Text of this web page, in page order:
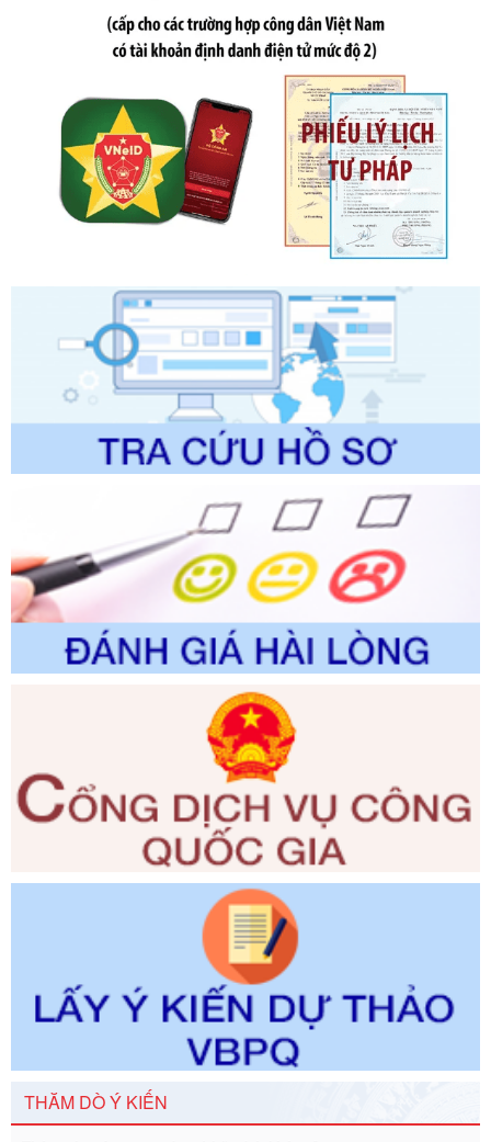
Số kí hiệu:2303/QĐ-UBND
Tên: Quyết định công bố Danh mục thủ tục hành chính mới
ban hành, được sửa đổi, bổ sung, bị bãi bỏ và phê duyệt
Quy trình nội bộ, quy trình điện tử giải quyết thủ tục hành
chính trong một số lĩnh vực thuộc phạm vi chức năng quản
lý của Sở Văn hóa, Thể tha
Ngày ban hành: 01/06/2026
Số kí hiệu:2304/QĐ-UBND
Tên: Quyết định công bố Danh mục thủ tục hành chính
được sửa đổi, bổ sung và phê duyệt Quy trình nội bộ, quy
lịch thuộc phạm vi chức năng quản lý của Sở Văn hóa, Thể
thao và Du lịch
Ngày ban hành: 01/06/2026
Số kí hiệu:2310/QĐ-UBND
Tên: Về việc công bố Danh mục thủ tục hành chính sửa
đổi, bổ sung và phê duyệt Quy trình nội bộ, quy trình điện tử
trong giải quyết thủtục hành chính lĩnh vực biến đổi khí hậu
thuộc phạm vi giải quyết của Sở Nông nghiệp và Môi
Ngày ban hành: 01/06/2026
Số kí hiệu:2300/QĐ-UBND
Tên: V/v công bố danh mục thủ tục hành chính được sửa
đổi, bổ sung và phê duyệt quy trình nội bộ, quy trình điện tử
giải quyết thủ tục hành chính trong lĩnh vực Luật sư thuộc
phạm vi chức năng quản lý của Sở Tư pháp
Ngày ban hành: 01/06/2026
351/2025/NĐ-CP
Tên: Nghị định số 351/2025/NĐ-CP của Chính phủ: Quy
định chuẩn nghèo đa chiều quốc gia giai đoạn 2026 - 2030
Ngày ban hành: 29/12/2026
Số kí hiệu:3014/QĐ-UBND
Tên: Quyết định về việc công bố danh mục thủ tục hành
chính ban hành mới, sửa đổi bổ sung trong lĩnh vực hỗ trợ
đầu tư, lĩnh vực đấu thầu lựa chọn nhà thầu thuộc thẩm
quyền giải quyết của Sở Tài chính và Ban Quản lý Khu kinh
Ngày ban hành: 23/09/2026
Số kí hiệu:
292/2026/NĐ-CP
Tên: Nghị định số 292/2026/NĐ-CP của Chính phủ: Quy
định chi tiết một số điều và biện pháp để tổ chức, hướng
dẫn thi hành Luật Quản lý ngoại thương
Ngày ban hành: 21/07/2026
Số kí hiệu:292/2026/NĐ-CP
Tên: Nghị định số 292/2026/NĐ-CP của Chính phủ: Quy
THĂM DÒ Ý KIẾN